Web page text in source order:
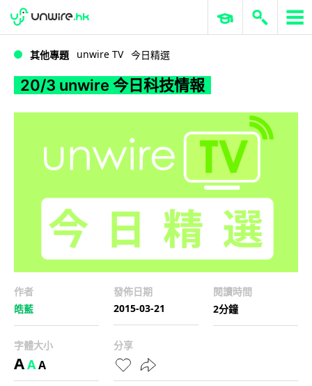
20/3 unwire 今日科技情報
WWDC 2026 ERP 與商業 AI
其他專題 unwire TV 今日精選
20/3 unwire 今日科技情報
作者
皓藍
發佈日期
2015-03-21
閱讀時間
2分鐘
字體大小
AAA
分享